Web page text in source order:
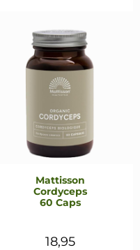
Mattisson
Cordyceps
60 Caps
18,95